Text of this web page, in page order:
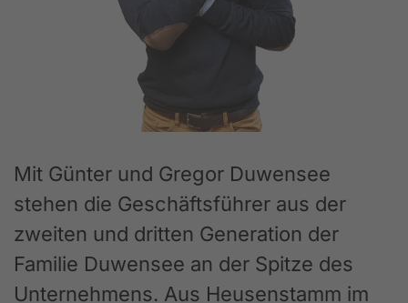
Mit Günter und Gregor Duwensee
stehen die Geschäftsführer aus der
zweiten und dritten Generation der
Familie Duwensee an der Spitze des
Unternehmens. Aus Heusenstamm im